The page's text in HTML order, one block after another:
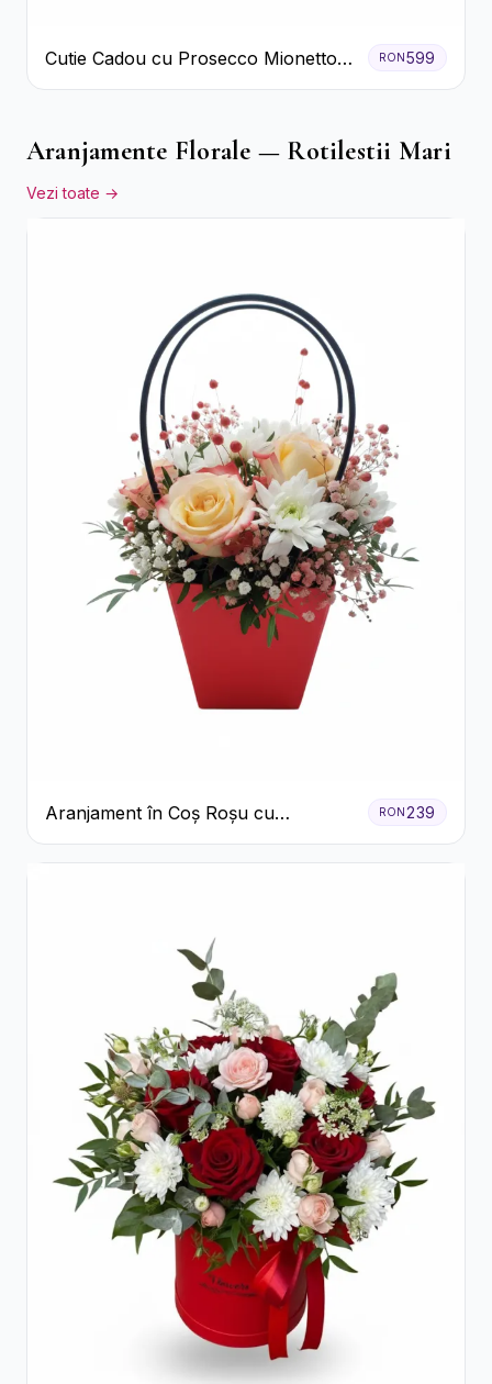
Cutie Cadou cu Prosecco Mionetto
Ferrero Rocher și Flori Pastelate
RON 599
Aranjamente Florale — Rotilestii Mari
Vezi toate →
Aranjament în Coș Roșu cu
Trandafiri și Crizanteme Albe
RON 239